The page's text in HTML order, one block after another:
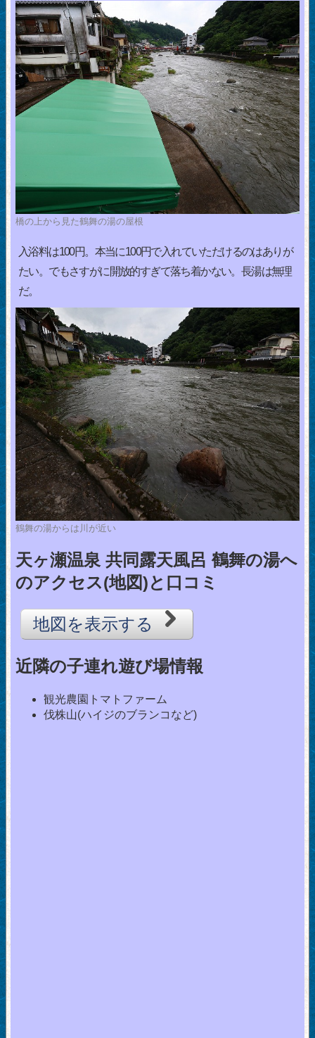
橋の上から見た鶴舞の湯の屋根
入浴料は100円。本当に100円で入れていただけるのはありが
たい。でもさすがに開放的すぎて落ち着かない。長湯は無理
だ。
鶴舞の湯からは川が近い
天ヶ瀬温泉 共同露天風呂 鶴舞の湯へ
のアクセス(地図)と口コミ
地図を表示する
近隣の子連れ遊び場情報
観光農園トマトファーム
伐株山(ハイジのブランコなど)